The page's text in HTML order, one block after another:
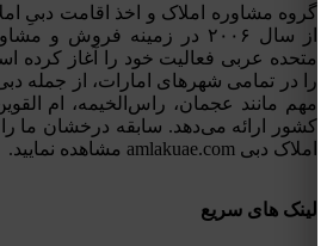
از سال ۲۰۰۶ در زمینه فروش
متحده عربی فعالیت خود را آغاز کرده
را در تمامی شهرهای امارات، از جمله
مهم مانند عجمان، راس‌الخیمه، ام
کشور ارائه می‌دهد. سابقه درخشان ما
املاک دبی amlakuae.com مشاهده نمایید.
لینک های سریع